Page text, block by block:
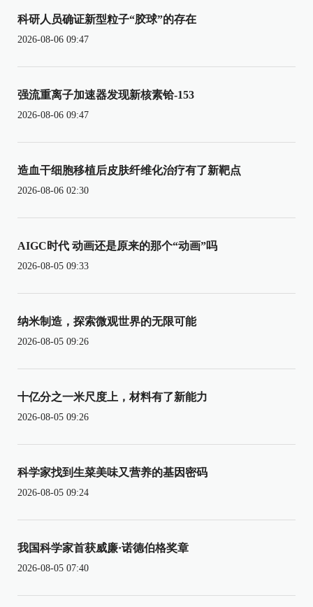
科研人员确证新型粒子“胶球”的存在
2026-08-06 09:47
强流重离子加速器发现新核素铪-153
2026-08-06 09:47
造血干细胞移植后皮肤纤维化治疗有了新靶点
2026-08-06 02:30
AIGC时代 动画还是原来的那个“动画”吗
2026-08-05 09:33
纳米制造，探索微观世界的无限可能
2026-08-05 09:26
十亿分之一米尺度上，材料有了新能力
2026-08-05 09:26
科学家找到生菜美味又营养的基因密码
2026-08-05 09:24
我国科学家首获威廉·诺德伯格奖章
2026-08-05 07:40